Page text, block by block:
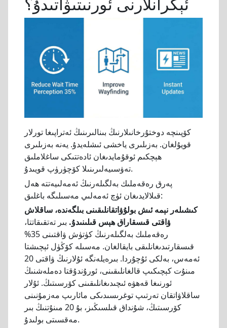
كۆپىنچە دوختۇرخانىلارنىڭ بىنالىرىنىڭ ئەتراپىغا تورلار
قويۇلغان. بەزىلىرى ياخشى ئىشلەيدۇ. يەنە بەزىلىرى
ھېچكىم ئوقۇمايدىغان ئادەتتىكى ساغلاملىق
تەۋسىيەلىرىنىلا كۆچۈرۈپ قويىدۇ.
پەرق رەقەملىك بەلگىلەرنىڭ ئەمەلىيەتتە ھەل
قىلالايدىغان ئۈچ ئەمەلىي مەسىلىگە باغلىق:
كىشىلەر نېمە ئىش بولۇۋاتقانلىقىنى بىلگەندە، ساقلاش
ۋاقتى قىسقاراق ھېس قىلىنىدۇ. بىر تەتقىقاتتا،
رەقەملىك بەلگىلەرنىڭ كۈتۈش ۋاقتىنى 35%
قىسقارتىدىغانلىقى بايقالغان. مەسىلە كۆڭۈل ئېچىشتا
ئەمەس، بەلكى ئۇچۇردا. بىرەيلەنگە ئۇلارنىڭ ۋاقتى 20
مىنۇت كېچىكىپ قالغانلىقىنى، ئورۇندۇقتا دەملەشنىڭ
ئورنىغا قەھۋە ئىچىدىغانلىقىنى كۆرسىتىڭ. ئۇلار
ساقلاۋاتقان تەرتىپ توغرىسىدىكى مائارىپ مەزمۇنىنى
كۆرسىتىڭ، شۇنداق قىلسىڭىز، بۇ 20 مىنۇتنىڭ بىر
مەقسىتى بولىدۇ.